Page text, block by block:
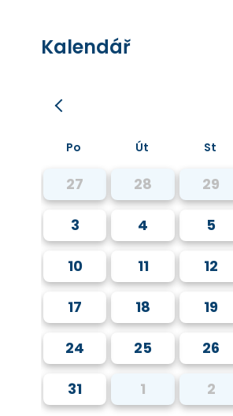
Kalendář
Po Út St
27 28 29
3 4 5
10 11 12
17 18 19
24 25 26
31 1 2